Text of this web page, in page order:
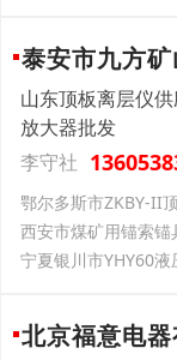
泰安市九方
山东顶板离层仪
放大器批发
李守社
鄂尔多斯市ZKBY-II
西安市煤矿用锚索锚
宁夏银川市YHY60
北京福意电